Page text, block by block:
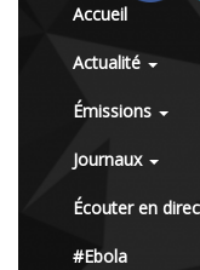
Accueil
Actualité
Émissions
Journaux
Écouter en
#Ebola